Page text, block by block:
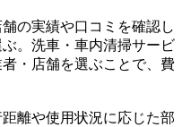
の実績や口コミを確認し
。洗車・車内清掃サービ
・店舗を選ぶことで、費
離や使用状況に応じた部